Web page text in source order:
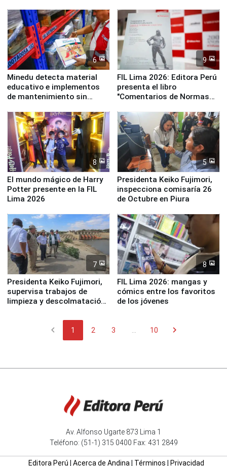
Panamericanos Lima 2027
6
Minedu detecta material
educativo e implementos
de mantenimiento sin
la UGEL 2
9
FIL Lima 2026: Editora Perú
presenta el libro
"Comentarios de Normas
Derecho Colectivo"
8
El mundo mágico de Harry
Potter presente en la FIL
Lima 2026
5
Presidenta Keiko Fujimori,
inspecciona comisaría 26
de Octubre en Piura
7
Presidenta Keiko Fujimori,
supervisa trabajos de
limpieza y descolmatación
8
FIL Lima 2026: mangas y
cómics entre los favoritos
de los jóvenes
chevron_left 1 2 3 10 chevron_right
Av. Alfonso Ugarte 873 Lima 1
Teléfono: (51-1) 315 0400 Fax: 431 2849
Editora Perú Acerca de Andina Términos Privacidad